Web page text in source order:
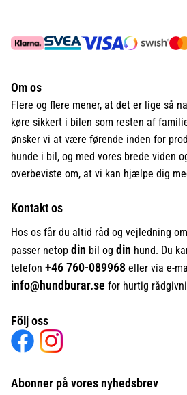
Om os
Flere og flere mener, at det er lige så
køre sikkert i bilen som resten af
ønsker vi at være førende inden for
hunde i bil, og med vores brede viden
overbeviste om, at vi kan hjælpe dig
Kontakt os
Hos os får du altid råd og vejledning
passer netop din bil og din hund. Du
telefon +46760-089968 eller via e-
info@hundburar.se for hurtig
Följ oss
Abonner på vores nyhedsbrev